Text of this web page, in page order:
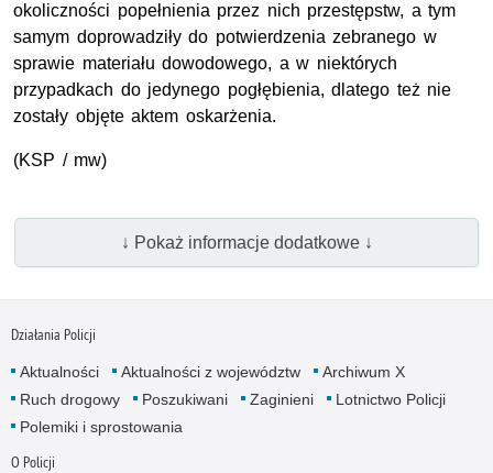
okoliczności popełnienia przez nich przestępstw, a tym
samym doprowadziły do potwierdzenia zebranego w
sprawie materiału dowodowego, a w niektórych
przypadkach do jedynego pogłębienia, dlatego też nie
zostały objęte aktem oskarżenia.
(KSP / mw)
↓ Pokaż informacje dodatkowe ↓
Działania Policji
Aktualności Aktualności z województw
Archiwum X
Ruch drogowy
Poszukiwani Zaginieni
Lotnictwo Policji
Polemiki i sprostowania
O Policji